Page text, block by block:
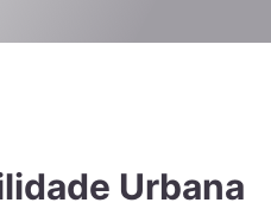
Urbana